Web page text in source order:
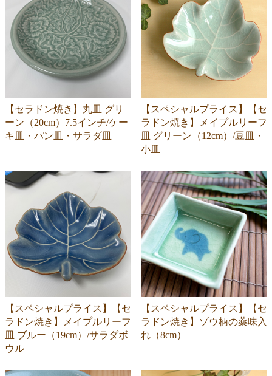
【セラドン焼き】丸皿 グリ
ーン（20cm）7.5インチ/ケー
キ皿・パン皿・サラダ皿
【スペシャルプライス】【セ
ラドン焼き】メイプルリーフ
皿 グリーン（12cm）/豆皿・
小皿
【スペシャルプライス】【セ
ラドン焼き】メイプルリーフ
皿 ブルー（19cm）/サラダボ
ウル
【スペシャルプライス】【セ
ラドン焼き】ゾウ柄の薬味入
れ（8cm）